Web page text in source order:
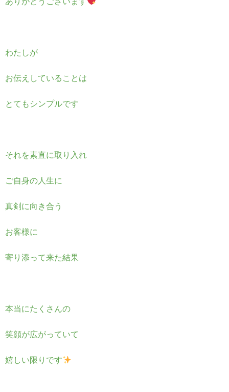
わたしが
お伝えしていることは
とてもシンプルです
それを素直に取り入れ
ご自身の人生に
真剣に向き合う
お客様に
寄り添って来た結果
本当にたくさんの
笑顔が広がっていて
嬉しい限りです